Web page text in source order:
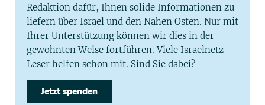
Redaktion dafür, Ihnen solide Informationen zu
liefern über Israel und den Nahen Osten. Nur mit
Ihrer Unterstützung können wir dies in der
gewohnten Weise fortführen. Viele Israelnetz-
Leser helfen schon mit. Sind Sie dabei?
Jetzt spenden